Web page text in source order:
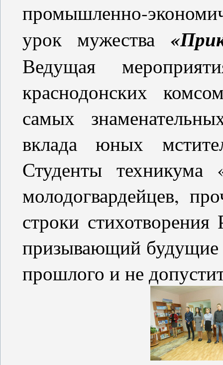
промышленно-
урок мужества
Ведущая
краснодонских
самых
вклада юных
Студенты техникума
молодогвардейцев,
строки
призывающий будущие
прошлого и не